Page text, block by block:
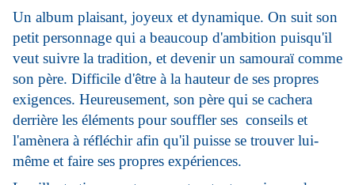
Un album plaisant, joyeux et dynamique. On suit son
petit personnage qui a beaucoup d'ambition puisqu'il
veut suivre la tradition, et devenir un samouraï comme
son père. Difficile d'être à la hauteur de ses propres
exigences. Heureusement, son père qui se cachera
derrière les éléments pour souffler ses conseils et
l'amènera à réfléchir afin qu'il puisse se trouver lui-
même et faire ses propres expériences.